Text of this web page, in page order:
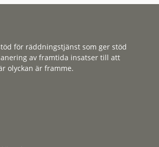
för räddningstjänst som ger stöd
av framtida insatser till att
olyckan är framme.